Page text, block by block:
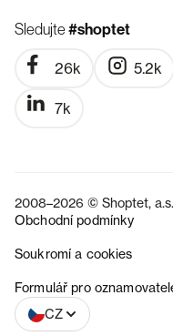
Sledujte#shoptet
26k 5.2k
7k
2008–2026 © Shoptet,
Obchodní podmínky
Soukromí a cookies
Formulář pro
CZ